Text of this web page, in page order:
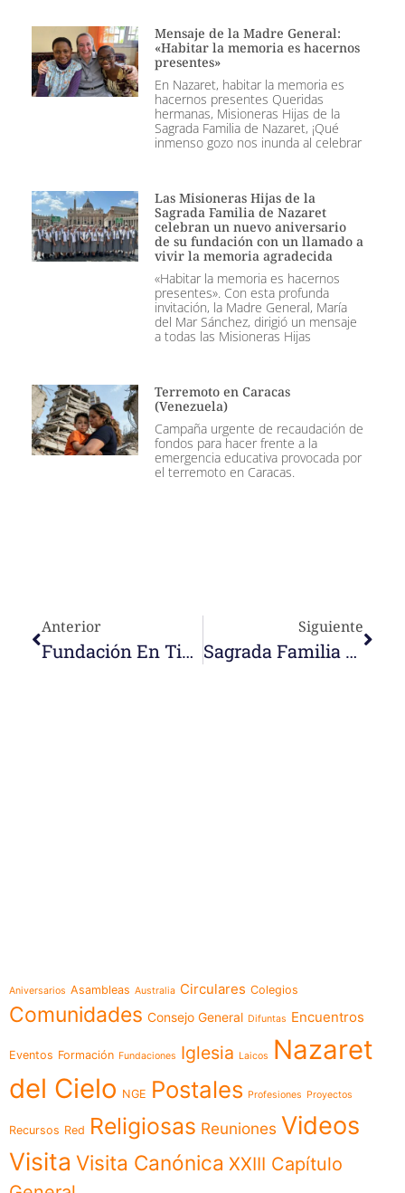
Mensaje de la Madre General:
«Habitar la memoria es hacernos
presentes»
En Nazaret, habitar la memoria es
hacernos presentes Queridas
hermanas, Misioneras Hijas de la
Sagrada Familia de Nazaret, ¡Qué
inmenso gozo nos inunda al celebrar
Las Misioneras Hijas de la
Sagrada Familia de Nazaret
celebran un nuevo aniversario
de su fundación con un llamado a
vivir la memoria agradecida
«Habitar la memoria es hacernos
presentes». Con esta profunda
invitación, la Madre General, María
del Mar Sánchez, dirigió un mensaje
a todas las Misioneras Hijas
Terremoto en Caracas
(Venezuela)
Campaña urgente de recaudación de
fondos para hacer frente a la
emergencia educativa provocada por
el terremoto en Caracas.
Anterior
Fundación En Timor-Leste. 2019
Siguiente
Sagrada Familia En Barcelona (España)
Aniversarios Asambleas Australia Circulares Colegios
Comunidades Consejo General Difuntas Encuentros
Eventos Formación Fundaciones Iglesia Laicos
Nazaret
del Cielo NGE Postales Profesiones Proyectos
Recursos Red Religiosas Reuniones Videos
Visita Visita Canónica XXIII Capítulo